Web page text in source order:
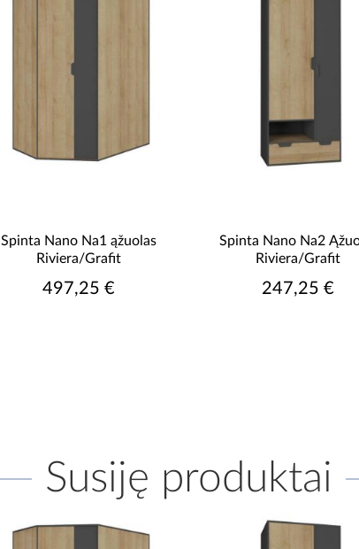
Spinta Nano Na1 ąžuolas
Riviera/Grafit
497,25 €
Spinta Nano Na2
Riviera/Grafit
247,25 €
Susiję produktai